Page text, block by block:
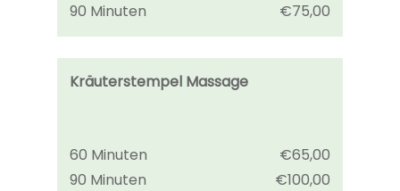
90 Minuten
€75,00
Kräuterstempel Massage
60 Minuten
€65,00
90 Minuten
€100,00